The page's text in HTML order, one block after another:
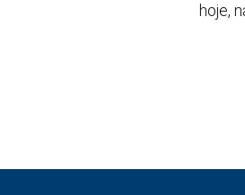
hoje,